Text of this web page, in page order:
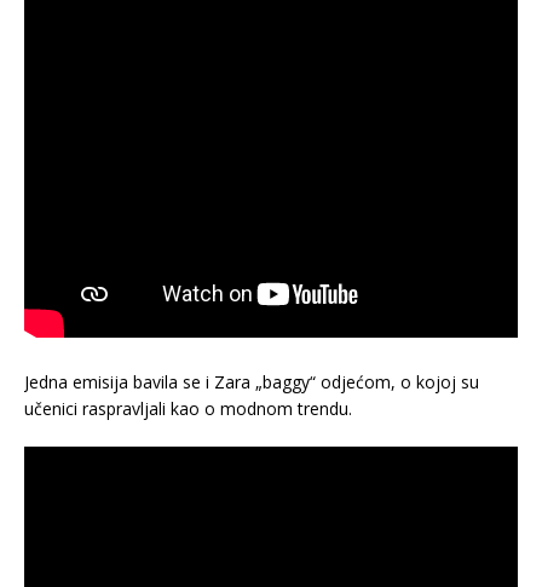
Jedna emisija bavila se i Zara „baggy“ odjećom, o kojoj su
učenici raspravljali kao o modnom trendu.